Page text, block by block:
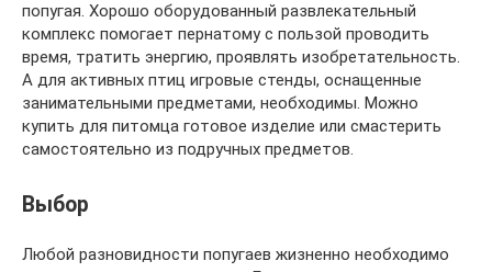
попугая. Хорошо оборудованный развлекательный
комплекс помогает пернатому с пользой проводить
время, тратить энергию, проявлять изобретательность.
А для активных птиц игровые стенды, оснащенные
занимательными предметами, необходимы. Можно
купить для питомца готовое изделие или смастерить
самостоятельно из подручных предметов.
Выбор
Любой разновидности попугаев жизненно необходимо